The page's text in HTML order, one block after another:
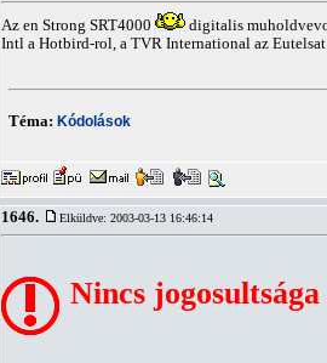
Az en Strong SRT4000
digitalis
Intl a Hotbird-rol, a TVR International az
Téma: Kódolások
1646. Elküldve: 2003-03-13 16:46:14
Nincs